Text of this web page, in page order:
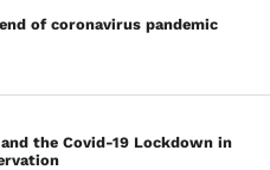
of coronavirus pandemic
the Covid-19 Lockdown in